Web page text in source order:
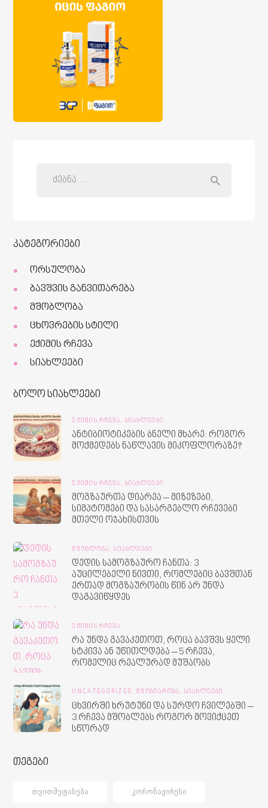
კატეგორიები
ორსულობა
ბავშვის განვითარება
მშობლობა
ცხოვრების სტილი
ექიმის რჩევა
სიახლეები
ბოლო სიახლეები
ᲔᲥᲘᲛᲘᲡ ᲠᲩᲔᲕᲐ, ᲡᲘᲐᲮᲚᲔᲔᲑᲘ
ანტიბიოტიკების ბნელი მხარე: როგორ
მოქმედებს ნაწლავის მიკოფლორაზე?
ᲔᲥᲘᲛᲘᲡ ᲠᲩᲔᲕᲐ, ᲡᲘᲐᲮᲚᲔᲔᲑᲘ
მოგზაურთა დიარეა – მიზეზები,
სიმპტომები და სასარგებლო რჩევები
მთელი ოჯახისთვის
ᲛᲨᲝᲑᲚᲝᲑᲐ, ᲡᲘᲐᲮᲚᲔᲔᲑᲘ
დედის სამოგზაურო ჩანთა: 3
აუცილებელი ნივთი, რომლებიც ბავშთან
ერთად მოგზაურობის წინ არ უნდა
დაგავიწყდეს
ᲔᲥᲘᲛᲘᲡ ᲠᲩᲔᲕᲐ
რა უნდა გავაკეთოთ, როცა ბავშვს ყელი
სტკივა ან უწითლდება – 5 რჩევა,
რომელიც რეალურად მუშაობს
UNCATEGORIZED, ᲛᲨᲝᲑᲘᲐᲠᲝᲑᲐ, ᲡᲘᲐᲮᲚᲔᲔᲑᲘ
ცხვირში ხრუტუნი და სურდო ჩვილებში –
3 რჩევა მშობლებს როგორ მოვიქცეთ
სწორად
თეგები
ᲗᲕᲘᲗᲨᲔᲤᲐᲡᲔᲑᲐ ᲙᲝᲠᲝᲜᲐᲕᲘᲠᲣᲡᲘ